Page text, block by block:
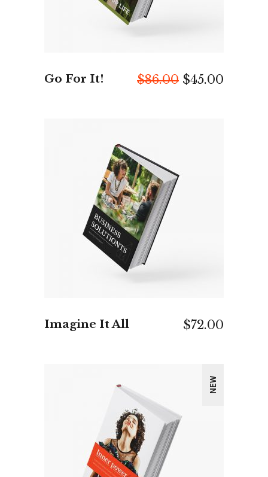
Go For It! $86.00 $45.00
IN DEN WARENKORB
Imagine It All $72.00
NEW
IN DEN WARENKORB